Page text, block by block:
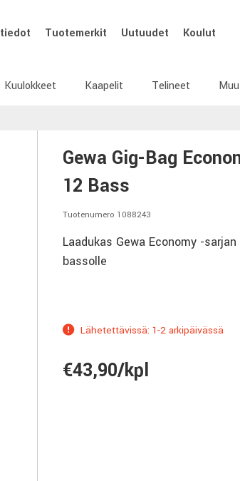
Tuotemerkit Uutuudet Koulut
Kuulokkeet Kaapelit Telineet
Gewa Gig-Bag
12 Bass
Tuotenumero 1088243
Laadukas Gewa Economy -sarjan
bassolle
Lähetettävissä: 1-2 arkipäivässä
€43,90/kpl